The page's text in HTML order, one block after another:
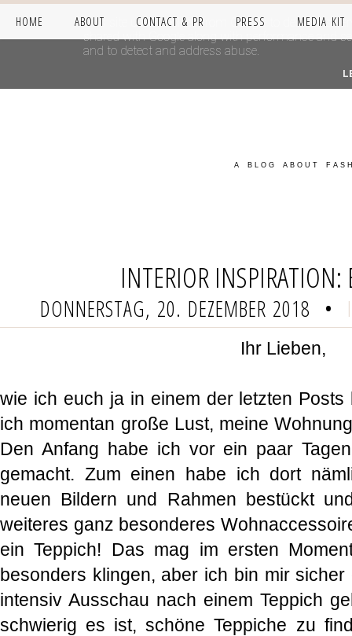
HOME ABOUT CONTACT & PR PRESS MEDIA KIT
A BLOG ABOUT
INTERIOR
DONNERSTAG, 20. DEZEMBER 2018 •
Ihr Lieben,
wie ich euch ja in einem der letzten
ich momentan große Lust, meine
Den Anfang habe ich vor ein paar
gemacht. Zum einen habe ich dort
neuen Bildern und Rahmen bestückt
weiteres ganz besonderes
ein Teppich! Das mag im ersten
besonders klingen, aber ich bin mir
intensiv Ausschau nach einem Teppich
schwierig es ist, schöne Teppiche zu
This site uses cookies from Google to deliver its
shared with Google along with performance and
and to detect and address abuse.